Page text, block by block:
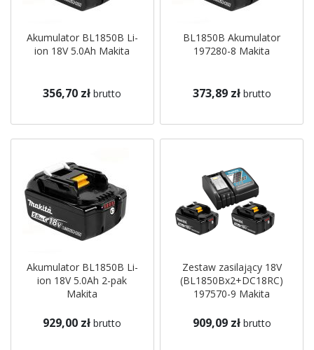
Akumulator BL1850B Li-
ion 18V 5.0Ah Makita
356,70 zł brutto
BL1850B Akumulator
197280-8 Makita
373,89 zł brutto
Akumulator BL1850B Li-
ion 18V 5.0Ah 2-pak
Makita
929,00 zł brutto
Zestaw zasilający 18V
(BL1850Bx2+DC18RC)
197570-9 Makita
909,09 zł brutto